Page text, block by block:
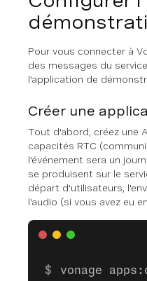
Pour vous connecter à
des messages du
l'application de
Créer une
Tout d'abord, créez une
capacités RTC
l'événement sera un
se produisent sur le
départ d'utilisateurs,
l'audio (si vous avez eu
vonage